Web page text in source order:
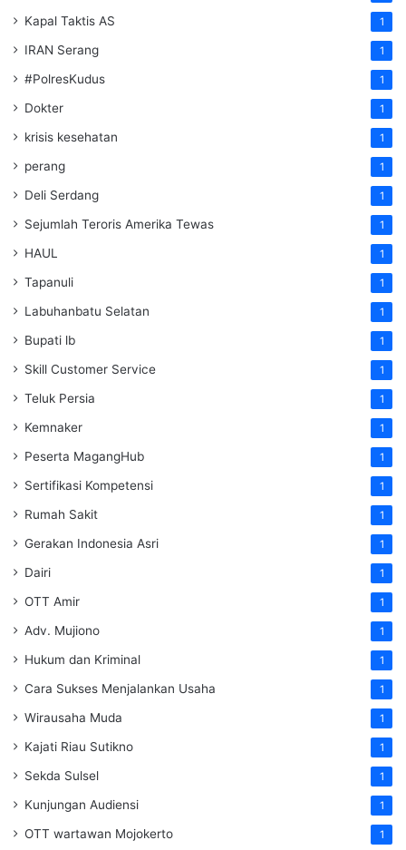
Kapal Taktis AS 1
IRAN Serang 1
#PolresKudus 1
Dokter 1
krisis kesehatan 1
perang 1
Deli Serdang 1
Sejumlah Teroris Amerika Tewas 1
HAUL 1
Tapanuli 1
Labuhanbatu Selatan 1
Bupati lb 1
Skill Customer Service 1
Teluk Persia 1
Kemnaker 1
Peserta MagangHub 1
Sertifikasi Kompetensi 1
Rumah Sakit 1
Gerakan Indonesia Asri 1
Dairi 1
OTT Amir 1
Adv. Mujiono 1
Hukum dan Kriminal 1
Cara Sukses Menjalankan Usaha 1
Wirausaha Muda 1
Kajati Riau Sutikno 1
Sekda Sulsel 1
Kunjungan Audiensi 1
OTT wartawan Mojokerto 1